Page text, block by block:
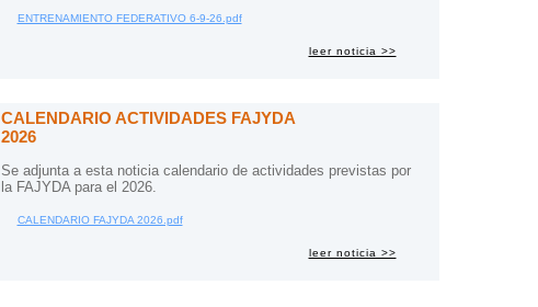
ENTRENAMIENTO FEDERATIVO 6-9-26.pdf
leer noticia >>
CALENDARIO ACTIVIDADES FAJYDA
2026
Se adjunta a esta noticia calendario de actividades previstas por
la FAJYDA para el 2026.
CALENDARIO FAJYDA 2026.pdf
leer noticia >>